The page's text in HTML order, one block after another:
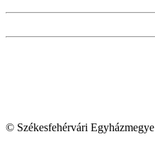
© Székesfehérvári Egyházmegye